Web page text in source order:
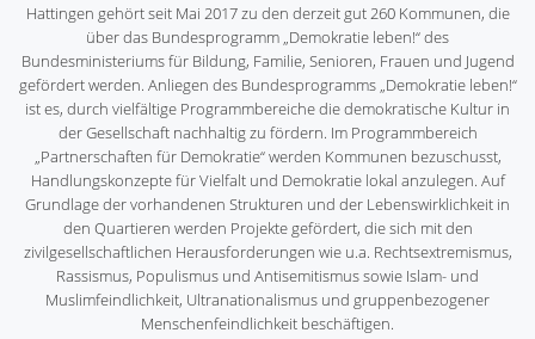
Hattingen gehört seit Mai 2017 zu den derzeit gut 260 Kommunen, die
über das Bundesprogramm „Demokratie leben!“ des
Bundesministeriums für Bildung, Familie, Senioren, Frauen und Jugend
gefördert werden. Anliegen des Bundesprogramms „Demokratie leben!“
ist es, durch vielfältige Programmbereiche die demokratische Kultur in
der Gesellschaft nachhaltig zu fördern. Im Programmbereich
„Partnerschaften für Demokratie“ werden Kommunen bezuschusst,
Handlungskonzepte für Vielfalt und Demokratie lokal anzulegen. Auf
Grundlage der vorhandenen Strukturen und der Lebenswirklichkeit in
den Quartieren werden Projekte gefördert, die sich mit den
zivilgesellschaftlichen Herausforderungen wie u.a. Rechtsextremismus,
Rassismus, Populismus und Antisemitismus sowie Islam- und
Muslimfeindlichkeit, Ultranationalismus und gruppenbezogener
Menschenfeindlichkeit beschäftigen.